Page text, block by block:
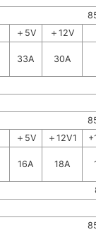
＋5V
＋12V
33A
30A
＋5V ＋12V1
16A 18A